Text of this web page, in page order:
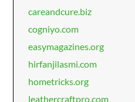
careandcure.biz
cogniyo.com
easymagazines.org
hirfanjilasmi.com
hometricks.org
leathercraftpro.com